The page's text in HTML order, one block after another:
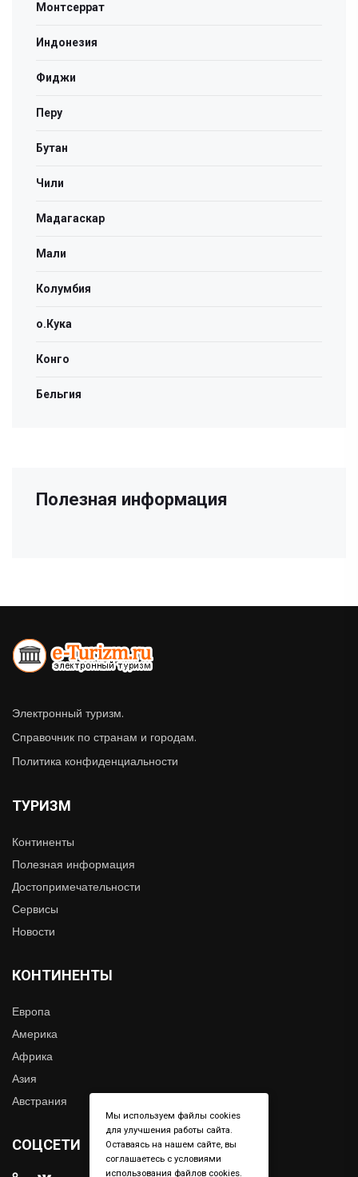
Монтсеррат
Индонезия
Фиджи
Перу
Бутан
Чили
Мадагаскар
Мали
Колумбия
о.Кука
Конго
Бельгия
Полезная информация
Электронный туризм.
Справочник по странам и городам.
Политика конфиденциальности
ТУРИЗМ
Континенты
Полезная информация
Достопримечательности
Сервисы
Новости
КОНТИНЕНТЫ
Европа
Америка
Африка
Азия
Австрания
СОЦСЕТИ
Мы используем файлы cookies
для улучшения работы сайта.
Оставаясь на нашем сайте, вы
соглашаетесь с условиями
использования файлов cookies.